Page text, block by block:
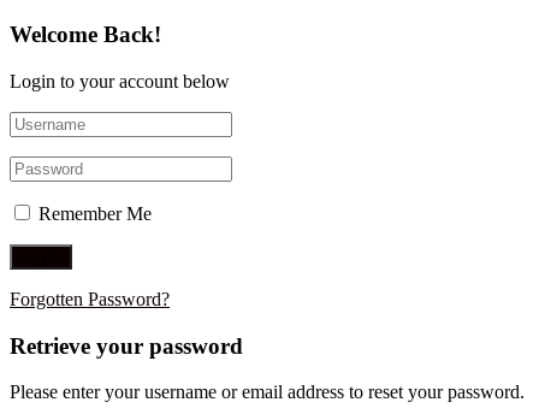
Welcome Back!
Login to your account below
Remember Me
Forgotten Password?
Retrieve your password
Please enter your username or email address to reset your password.